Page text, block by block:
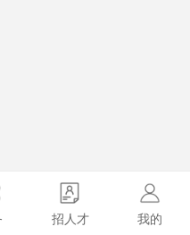
招人才 我的
1.0563s